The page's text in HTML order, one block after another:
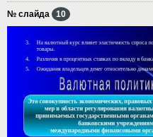
№ слайда 10